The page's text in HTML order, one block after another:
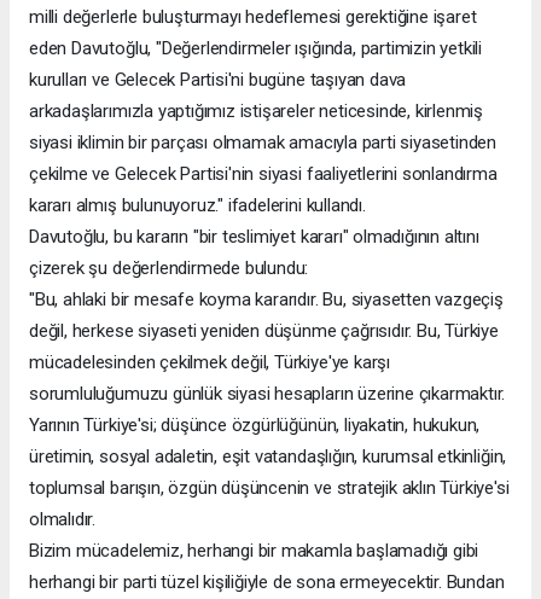
milli değerlerle buluşturmayı hedeflemesi gerektiğine işaret
eden Davutoğlu, "Değerlendirmeler ışığında, partimizin yetkili
kurulları ve Gelecek Partisi'ni bugüne taşıyan dava
arkadaşlarımızla yaptığımız istişareler neticesinde, kirlenmiş
siyasi iklimin bir parçası olmamak amacıyla parti siyasetinden
çekilme ve Gelecek Partisi'nin siyasi faaliyetlerini sonlandırma
kararı almış bulunuyoruz." ifadelerini kullandı.
Davutoğlu, bu kararın "bir teslimiyet kararı" olmadığının altını
çizerek şu değerlendirmede bulundu:
"Bu, ahlaki bir mesafe koyma kararıdır. Bu, siyasetten vazgeçiş
değil, herkese siyaseti yeniden düşünme çağrısıdır. Bu, Türkiye
mücadelesinden çekilmek değil, Türkiye'ye karşı
sorumluluğumuzu günlük siyasi hesapların üzerine çıkarmaktır.
Yarının Türkiye'si; düşünce özgürlüğünün, liyakatin, hukukun,
üretimin, sosyal adaletin, eşit vatandaşlığın, kurumsal etkinliğin,
toplumsal barışın, özgün düşüncenin ve stratejik aklın Türkiye'si
olmalıdır.
Bizim mücadelemiz, herhangi bir makamla başlamadığı gibi
herhangi bir parti tüzel kişiliğiyle de sona ermeyecektir. Bundan